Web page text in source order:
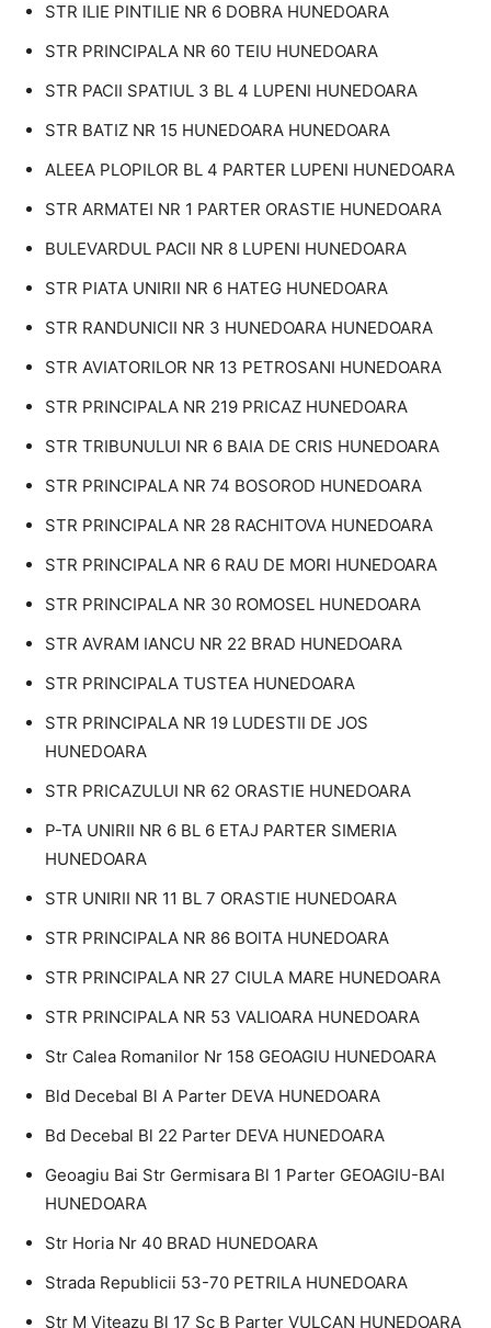
STR ILIE PINTILIE NR 6 DOBRA HUNEDOARA
STR PRINCIPALA NR 60 TEIU HUNEDOARA
STR PACII SPATIUL 3 BL 4 LUPENI HUNEDOARA
STR BATIZ NR 15 HUNEDOARA HUNEDOARA
ALEEA PLOPILOR BL 4 PARTER LUPENI HUNEDOARA
STR ARMATEI NR 1 PARTER ORASTIE HUNEDOARA
BULEVARDUL PACII NR 8 LUPENI HUNEDOARA
STR PIATA UNIRII NR 6 HATEG HUNEDOARA
STR RANDUNICII NR 3 HUNEDOARA HUNEDOARA
STR AVIATORILOR NR 13 PETROSANI HUNEDOARA
STR PRINCIPALA NR 219 PRICAZ HUNEDOARA
STR TRIBUNULUI NR 6 BAIA DE CRIS HUNEDOARA
STR PRINCIPALA NR 74 BOSOROD HUNEDOARA
STR PRINCIPALA NR 28 RACHITOVA HUNEDOARA
STR PRINCIPALA NR 6 RAU DE MORI HUNEDOARA
STR PRINCIPALA NR 30 ROMOSEL HUNEDOARA
STR AVRAM IANCU NR 22 BRAD HUNEDOARA
STR PRINCIPALA TUSTEA HUNEDOARA
STR PRINCIPALA NR 19 LUDESTII DE JOS
HUNEDOARA
STR PRICAZULUI NR 62 ORASTIE HUNEDOARA
P-TA UNIRII NR 6 BL 6 ETAJ PARTER SIMERIA
HUNEDOARA
STR UNIRII NR 11 BL 7 ORASTIE HUNEDOARA
STR PRINCIPALA NR 86 BOITA HUNEDOARA
STR PRINCIPALA NR 27 CIULA MARE HUNEDOARA
STR PRINCIPALA NR 53 VALIOARA HUNEDOARA
Str Calea Romanilor Nr 158 GEOAGIU HUNEDOARA
Bld Decebal Bl A Parter DEVA HUNEDOARA
Bd Decebal Bl 22 Parter DEVA HUNEDOARA
Geoagiu Bai Str Germisara Bl 1 Parter GEOAGIU-BAI
HUNEDOARA
Str Horia Nr 40 BRAD HUNEDOARA
Strada Republicii 53-70 PETRILA HUNEDOARA
Str M Viteazu Bl 17 Sc B Parter VULCAN HUNEDOARA